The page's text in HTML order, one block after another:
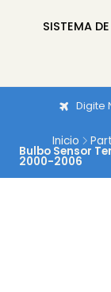
SISTEMA
Digite
Inicio
Bulbo Sensor
2000-2006